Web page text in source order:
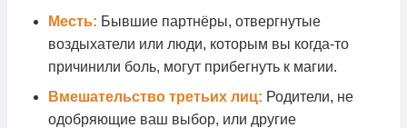
Месть: Бывшие партнёры, отвергнутые
воздыхатели или люди, которым вы когда-то
причинили боль, могут прибегнуть к магии.
Вмешательство третьих лиц: Родители, не
одобряющие ваш выбор, или другие